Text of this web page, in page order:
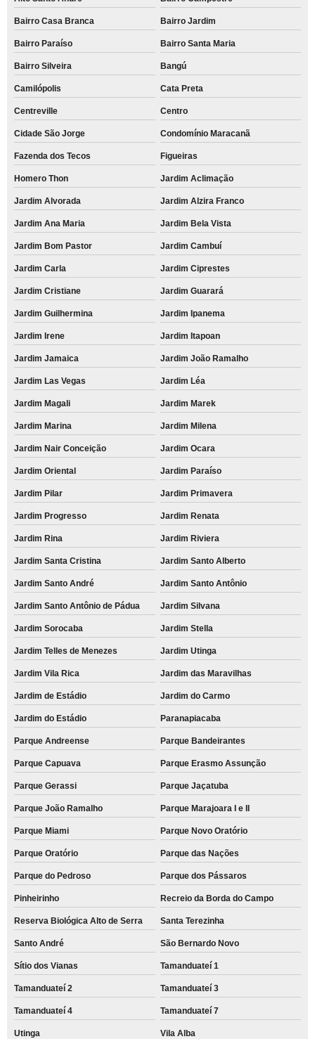
Bairro Casa Branca Bairro Jardim
Bairro Paraíso Bairro Santa Maria
Bairro Silveira Bangú
Camilópolis Cata Preta
Centreville Centro
Cidade São Jorge Condomínio Maracanã
Fazenda dos Tecos Figueiras
Homero Thon Jardim Aclimação
Jardim Alvorada Jardim Alzira Franco
Jardim Ana Maria Jardim Bela Vista
Jardim Bom Pastor Jardim Cambuí
Jardim Carla Jardim Ciprestes
Jardim Cristiane Jardim Guarará
Jardim Guilhermina Jardim Ipanema
Jardim Irene Jardim Itapoan
Jardim Jamaica Jardim João Ramalho
Jardim Las Vegas Jardim Léa
Jardim Magali Jardim Marek
Jardim Marina Jardim Milena
Jardim Nair Conceição Jardim Ocara
Jardim Oriental Jardim Paraíso
Jardim Pilar Jardim Primavera
Jardim Progresso Jardim Renata
Jardim Rina Jardim Riviera
Jardim Santa Cristina Jardim Santo Alberto
Jardim Santo André Jardim Santo Antônio
Jardim Santo Antônio de Pádua Jardim Silvana
Jardim Sorocaba Jardim Stella
Jardim Telles de Menezes Jardim Utinga
Jardim Vila Rica Jardim das Maravilhas
Jardim de Estádio Jardim do Carmo
Jardim do Estádio Paranapiacaba
Parque Andreense Parque Bandeirantes
Parque Capuava Parque Erasmo Assunção
Parque Gerassi Parque Jaçatuba
Parque João Ramalho Parque Marajoara I e II
Parque Miami Parque Novo Oratório
Parque Oratório Parque das Nações
Parque do Pedroso Parque dos Pássaros
Pinheirinho Recreio da Borda do Campo
Reserva Biológica Alto de Serra Santa Terezinha
Santo André São Bernardo Novo
Sítio dos Vianas Tamanduateí 1
Tamanduateí 2 Tamanduateí 3
Tamanduateí 4 Tamanduateí 7
Utinga Vila Alba